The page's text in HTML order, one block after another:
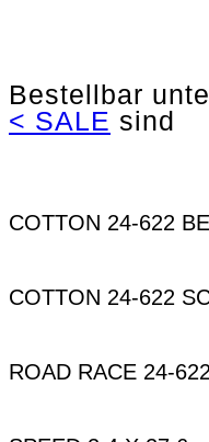
Bestellbar
< SALE sind
COTTON 24-622
COTTON 24-622
ROAD RACE 24-